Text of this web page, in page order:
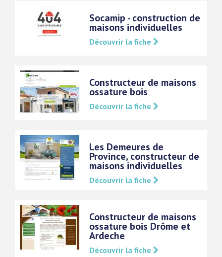
Socamip - construction de
maisons individuelles
Découvrir la fiche
Constructeur de maisons
ossature bois
Découvrir la fiche
Les Demeures de
Province, constructeur de
maisons individuelles
Découvrir la fiche
Constructeur de maisons
ossature bois Drôme et
Ardeche
Découvrir la fiche